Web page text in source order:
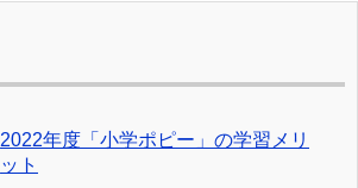
2022年度「小学ポピー」の学習メリ
ット